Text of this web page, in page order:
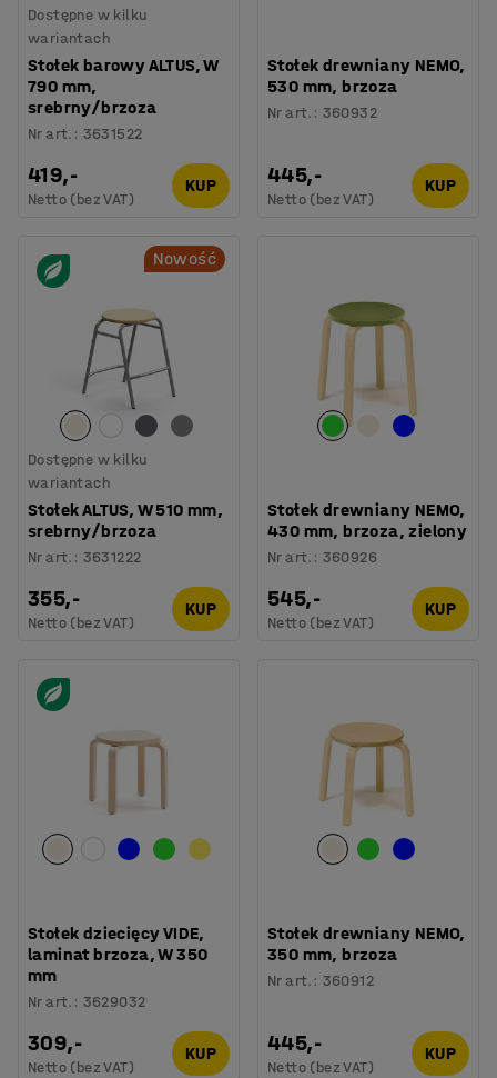
Dostępne w kilku
wariantach
Stołek barowy ALTUS, W
790 mm,
srebrny/brzoza
Nr art. : 3631522
419,-
Netto (bez VAT)
KUP
Stołek drewniany NEMO,
530 mm, brzoza
Nr art. : 360932
445,-
Netto (bez VAT)
KUP
Nowość
Dostępne w kilku
wariantach
Stołek ALTUS, W 510 mm,
srebrny/brzoza
Nr art. : 3631222
355,-
Netto (bez VAT)
KUP
Stołek drewniany NEMO,
430 mm, brzoza, zielony
Nr art. : 360926
545,-
Netto (bez VAT)
KUP
Stołek dziecięcy VIDE,
laminat brzoza, W 350
mm
Nr art. : 3629032
309,-
Netto (bez VAT)
KUP
Stołek drewniany NEMO,
350 mm, brzoza
Nr art. : 360912
445,-
Netto (bez VAT)
KUP